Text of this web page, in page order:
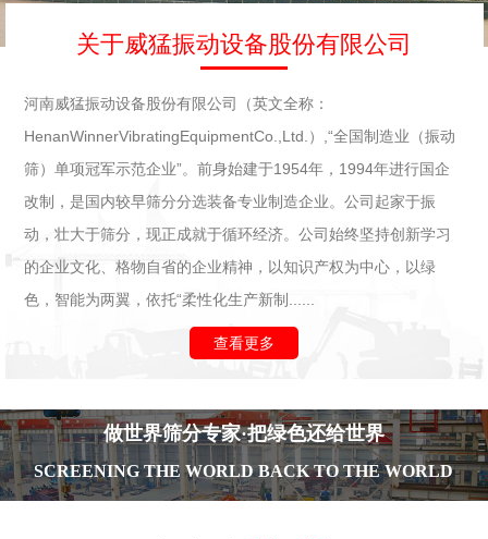
关于威猛振动设备股份有限公司
河南威猛振动设备股份有限公司（英文全称：
HenanWinnerVibratingEquipmentCo.,Ltd.）,“全国制造业（振动
筛）单项冠军示范企业”。前身始建于1954年，1994年进行国企
改制，是国内较早筛分分选装备专业制造企业。公司起家于振
动，壮大于筛分，现正成就于循环经济。公司始终坚持创新学习
的企业文化、格物自省的企业精神，以知识产权为中心，以绿
色，智能为两翼，依托“柔性化生产新制......
查看更多
做世界筛分专家·把绿色还给世界
SCREENING THE WORLD BACK TO THE WORLD